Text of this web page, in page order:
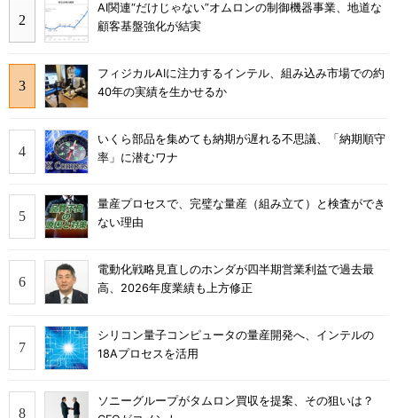
AI関連“だけじゃない”オムロンの制御機器事業、地道な
顧客基盤強化が結実
フィジカルAIに注力するインテル、組み込み市場での約
40年の実績を生かせるか
いくら部品を集めても納期が遅れる不思議、「納期順守
率」に潜むワナ
量産プロセスで、完璧な量産（組み立て）と検査ができ
ない理由
電動化戦略見直しのホンダが四半期営業利益で過去最
高、2026年度業績も上方修正
シリコン量子コンピュータの量産開発へ、インテルの
18Aプロセスを活用
ソニーグループがタムロン買収を提案、その狙いは？